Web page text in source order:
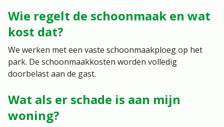
Wie regelt de schoonmaak en wat
kost dat?
We werken met een vaste schoonmaakploeg op het
park. De schoonmaakkosten worden volledig
doorbelast aan de gast.
Wat als er schade is aan mijn
woning?